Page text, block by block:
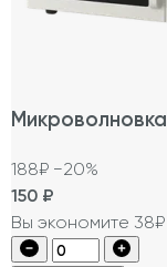
Микроволновка
188₽ −20%
150 ₽
Вы экономите 38₽